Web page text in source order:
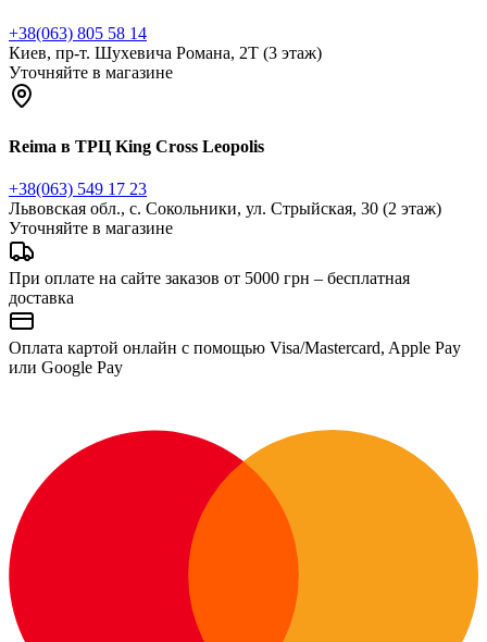
+38(063) 805 58 14
Киев, пр-т. Шухевича Романа, 2Т (3 этаж)
Уточняйте в магазине
Reima в ТРЦ King Cross Leopolis
+38(063) 549 17 23
Львовская обл., с. Сокольники, ул. Стрыйская, 30 (2 этаж)
Уточняйте в магазине
При оплате на сайте заказов от 5000 грн – бесплатная
доставка
Оплата картой онлайн с помощью Visa/Mastercard, Apple Pay
или Google Pay